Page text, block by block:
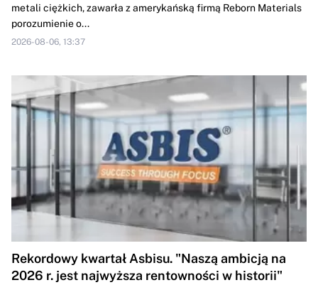
metali ciężkich, zawarła z amerykańską firmą Reborn Materials
porozumienie o...
2026-08-06, 13:37
Rekordowy kwartał Asbisu. "Naszą ambicją na
2026 r. jest najwyższa rentowności w historii"